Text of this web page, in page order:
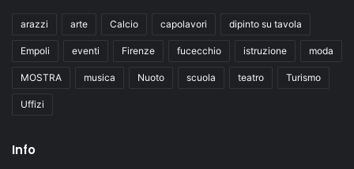
arazzi arte Calcio capolavori dipinto su tavola
Empoli eventi Firenze fucecchio istruzione moda
MOSTRA musica Nuoto scuola teatro Turismo
Uffizi
Info